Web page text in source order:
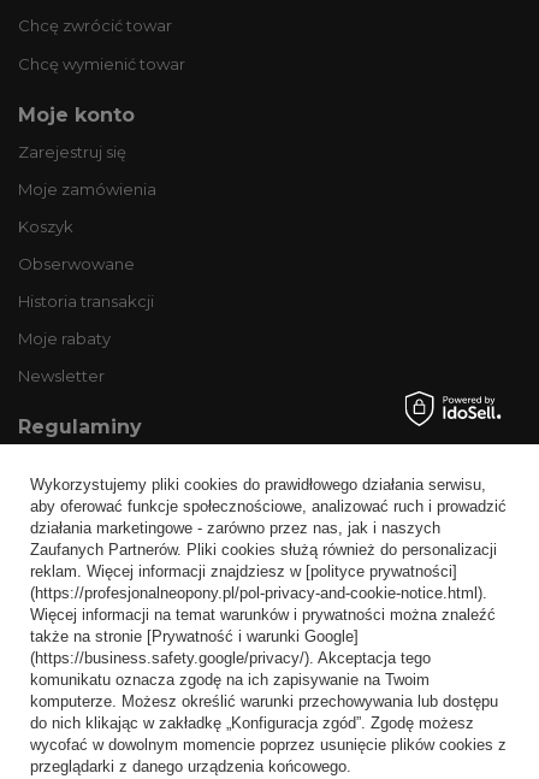
Chcę zwrócić towar
Chcę wymienić towar
Moje konto
Zarejestruj się
Moje zamówienia
Koszyk
Obserwowane
Historia transakcji
Moje rabaty
Newsletter
Regulaminy
Wysyłka
Sposoby płatności i prowizje
Regulamin
Polityka prywatności
Odstąpienie od umowy
Popularne kategorie
Opony bezdętkowe
Opony dętkowe
Wykorzystujemy pliki cookies do prawidłowego działania serwisu,
aby oferować funkcje społecznościowe, analizować ruch i prowadzić
działania marketingowe - zarówno przez nas, jak i naszych
Zaufanych Partnerów. Pliki cookies służą również do personalizacji
reklam. Więcej informacji znajdziesz w [polityce prywatności]
(https://profesjonalneopony.pl/pol-privacy-and-cookie-notice.html).
Więcej informacji na temat warunków i prywatności można znaleźć
także na stronie [Prywatność i warunki Google]
(https://business.safety.google/privacy/). Akceptacja tego
komunikatu oznacza zgodę na ich zapisywanie na Twoim
komputerze. Możesz określić warunki przechowywania lub dostępu
do nich klikając w zakładkę „Konfiguracja zgód”. Zgodę możesz
wycofać w dowolnym momencie poprzez usunięcie plików cookies z
przeglądarki z danego urządzenia końcowego.